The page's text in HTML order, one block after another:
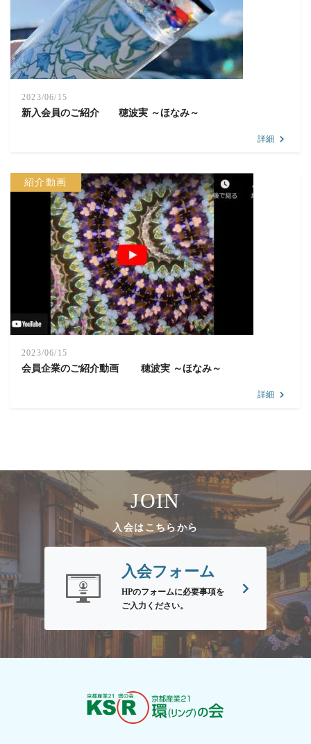
2023/06/15
新入会員のご紹介 穂波実 ～ほなみ～
詳細
紹介動画
2023/06/15
会員企業のご紹介動画 穂波実 ～ほなみ～
詳細
JOIN
入会はこちらから
入会フォーム
HPのフォームに必要事項を
ご入力ください。